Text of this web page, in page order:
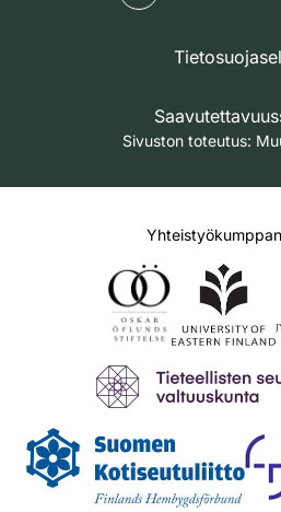
Sivuston toteutus: